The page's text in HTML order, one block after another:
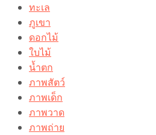
ทะเล
ภูเขา
ดอกไม้
ใบไม้
น้ำตก
ภาพสัตว์
ภาพเด็ก
ภาพวาด
ภาพถ่าย